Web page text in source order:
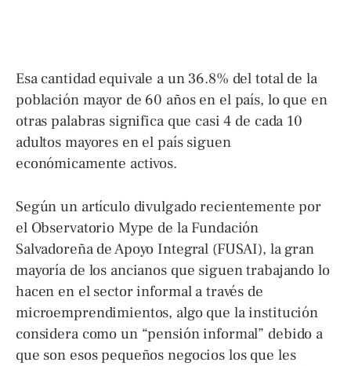
Esa cantidad equivale a un 36.8% del total de la
población mayor de 60 años en el país, lo que en
otras palabras significa que casi 4 de cada 10
adultos mayores en el país siguen
económicamente activos.
Según un artículo divulgado recientemente por
el Observatorio Mype de la Fundación
Salvadoreña de Apoyo Integral (FUSAI), la gran
mayoría de los ancianos que siguen trabajando lo
hacen en el sector informal a través de
microemprendimientos, algo que la institución
considera como un “pensión informal” debido a
que son esos pequeños negocios los que les